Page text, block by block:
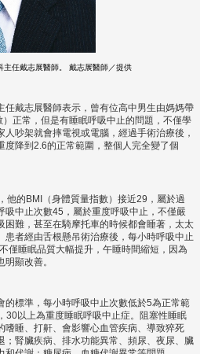
主任戴志展醫師。 戴志展醫師／提供
任戴志展醫師表示，曾有位高中男生由媽媽帶
正常，但是有睡眠呼吸中止的問題，不僅學
吵架就會摔電視或電腦，經過手術治療後，
降到2.6的正常範圍，整個人完全變了個
他的BMI（身體質量指數）接近29，屬於過
吸中止次數45，屬於重度呼吸中止，不僅嚴
困難，甚至在騎摩托車的時候都會睡著，太太
者經由舌根懸吊術治療後，每小時呼吸中止
僅睡眠品質大幅提升，午睡時間縮短，因為
顯改善。
的標準，每小時呼吸中止次數低於5為正常範
30以上為重度睡眠呼吸中止症。阻塞性睡眠
嗜睡、打鼾、會影響心血管疾病、導致猝死
；腎臟疾病、排水功能異常、頻尿、夜尿、臟